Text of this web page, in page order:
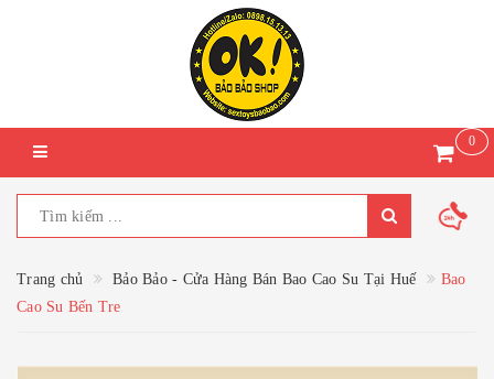
0
Trang chủ Bảo Bảo - Cửa Hàng Bán Bao Cao Su Tại Huế
Bao
Cao Su Bến Tre